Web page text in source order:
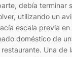
debía terminar
utilizando un
escala previa
doméstico de
Una de